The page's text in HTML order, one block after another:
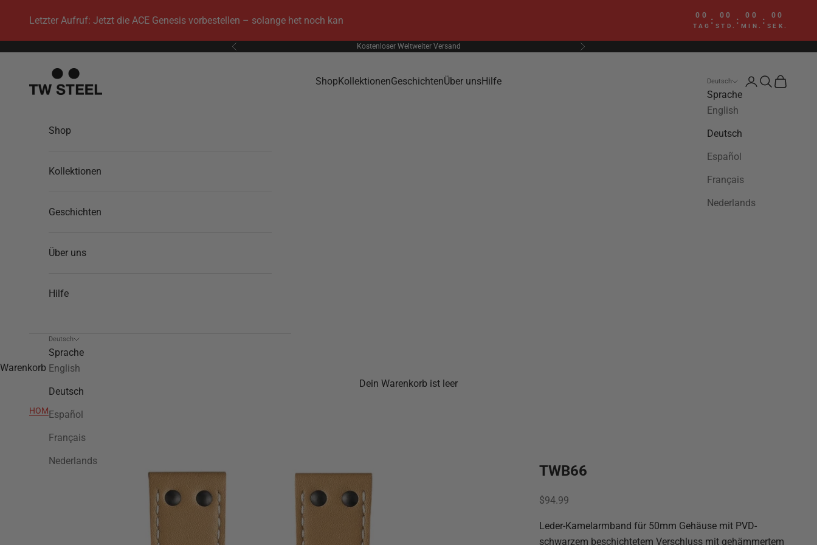
Letzter Aufruf: Jetzt die ACE Genesis vorbestellen – solange het noch kan
00
TAG : 00
STD. : 00
MIN. : 00
SEK.
Zurück Kostenloser Weltweiter Versand Vor
TW Steel
ShopKollektionenGeschichtenÜber unsHilfe Deutsch
Sprache
English
Deutsch
Español
Français
Nederlands
Anmelden
Suchen
Shop
Kollektionen
Geschichten
Über uns
Hilfe
Deutsch
Sprache
English
Deutsch
Español
Français
Nederlands
Warenkorb
Dein Warenkorb ist leer
HOME>TWB66
TWB66
Angebot
$94.99
Leder-Kamelarmband für 50mm Gehäuse mit PVD-
schwarzem beschichtetem Verschluss mit gehämmertem